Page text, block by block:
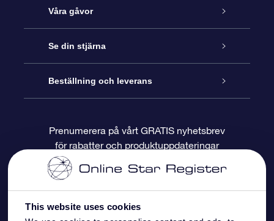
This website uses cookies
Kundtjänst
Kontakta oss
Blogg
Recensioner
Våra gåvor
Online-Stjärngåva
OSR Gåvopaket
OSR Presentkort
Företagspresenter
Se din stjärna
Stjärnregiste
Personlig Stjärnsida
One Million Stars
OSR Starsaver
Beställning och leverans
Betalningsinformation
Returpolicy
Prenumerera på vårt GRATIS nyhetsbrev
för rabatter och produktuppdateringar